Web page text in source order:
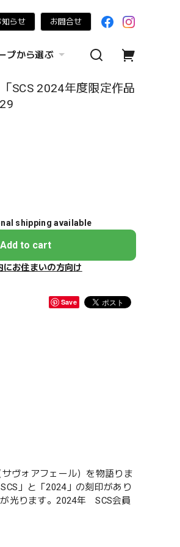
知らせ お問合せ
プから選ぶ
SCS 2024年度限定作品
shipping available
Add to cart
にお住まいの方向け
Save
ヴォアフェール）を物語りま
」と「2024」の刻印があり
光ります。2024年 SCS会員